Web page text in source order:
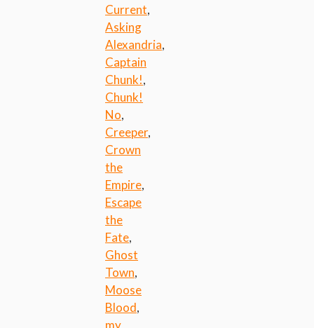
Current,
Asking
Alexandria,
Captain
Chunk!,
Chunk!
No,
Creeper,
Crown
the
Empire,
Escape
the
Fate,
Ghost
Town,
Moose
Blood,
my